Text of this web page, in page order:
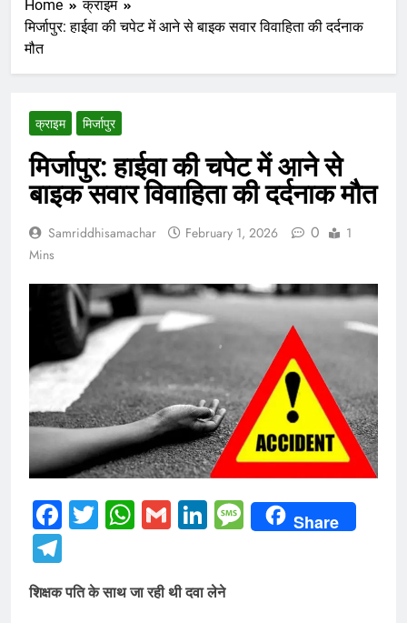
Home
क्राइम
मिर्जापुर: हाईवा की चपेट में आने से बाइक सवार विवाहिता की दर्दनाक
मौत
क्राइम मिर्जापुर
मिर्जापुर: हाईवा की चपेट में आने से
बाइक सवार विवाहिता की दर्दनाक मौत
Samriddhisamachar February 1, 2026 0
1
Mins
Facebook
Twitter
WhatsApp
GmailLinkedIn
Message
Share
शिक्षक पति के साथ जा रही थी दवा लेने